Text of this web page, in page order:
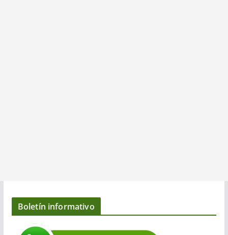
Boletín informativo